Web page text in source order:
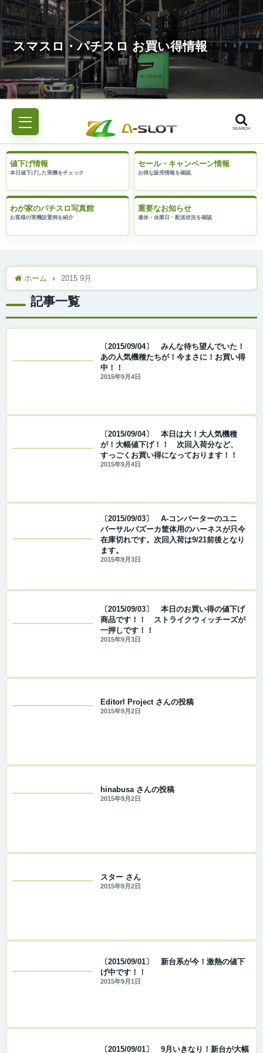
SEARCH
値下げ情報 セール・キャンペーン情報
わが家のパチスロ写真館 重要なお知らせ
ホーム 2015 9月
記事一覧
〔2015/09/04〕 みんな待ち望んでいた！
あの人気機種たちが！今まさに！お買い得
中！！
2015年9月4日
〔2015/09/04〕 本日は大！大人気機種
が！大幅値下げ！！ 次回入荷分など、
すっごくお買い得になっております！！
2015年9月4日
〔2015/09/03〕 A-コンバーターのユニ
バーサルバズーカ筐体用のハーネスが只今
在庫切れです。次回入荷は9/21前後となり
ます。
2015年9月3日
〔2015/09/03〕 本日のお買い得の値下げ
商品です！！ ストライクウィッチーズが
一押しです！！
2015年9月3日
Editorl Project さんの投稿
2015年9月2日
hinabusa さんの投稿
2015年9月2日
スター さん
2015年9月2日
〔2015/09/01〕 新台系が今！激熱の値下
げ中です！！
2015年9月1日
〔2015/09/01〕 9月いきなり！新台が大幅